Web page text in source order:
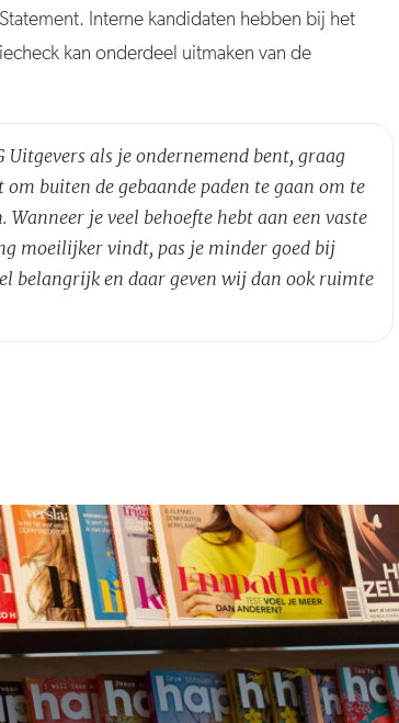
Interne kandidaten hebben bij het
kan onderdeel uitmaken van de
Uitgevers als je ondernemend bent, graag
buiten de gebaande paden te gaan om te
je veel behoefte hebt aan een vaste
moeilijker vindt, pas je minder goed bij
belangrijk en daar geven wij dan ook ruimte